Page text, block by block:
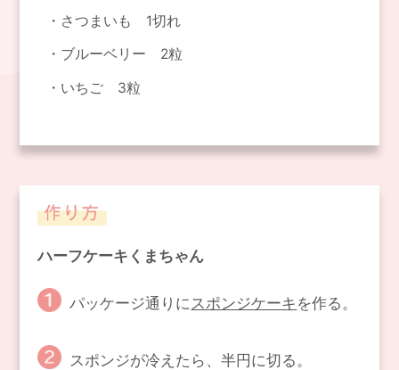
さつまいも 1切れ
ブルーベリー 2粒
いちご 3粒
ハーフケーキくまちゃん
パッケージ通りに スポンジケーキ を作る。
スポンジが冷えたら、半円に切る。